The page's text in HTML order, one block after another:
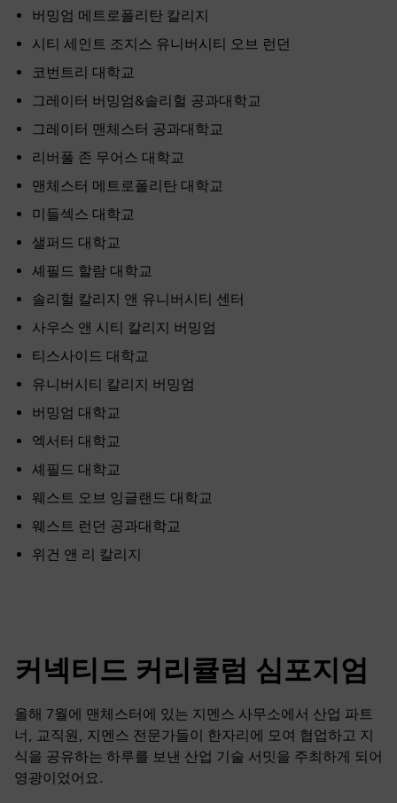
버밍엄 메트로폴리탄 칼리지
시티 세인트 조지스 유니버시티 오브 런던
코번트리 대학교
그레이터 버밍엄&솔리헐 공과대학교
그레이터 맨체스터 공과대학교
리버풀 존 무어스 대학교
맨체스터 메트로폴리탄 대학교
미들섹스 대학교
샐퍼드 대학교
셰필드 할람 대학교
솔리헐 칼리지 앤 유니버시티 센터
사우스 앤 시티 칼리지 버밍엄
티스사이드 대학교
유니버시티 칼리지 버밍엄
버밍엄 대학교
엑서터 대학교
셰필드 대학교
웨스트 오브 잉글랜드 대학교
웨스트 런던 공과대학교
위건 앤 리 칼리지
커넥티드 커리큘럼 심포지엄
올해 7월에 맨체스터에 있는 지멘스 사무소에서 산업 파트
너, 교직원, 지멘스 전문가들이 한자리에 모여 협업하고 지
식을 공유하는 하루를 보낸 산업 기술 서밋을 주최하게 되어
영광이었어요.